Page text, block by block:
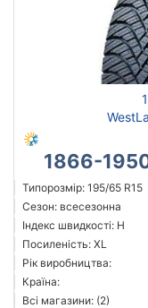
1866-
Типорозмір: 195/65 R15
Сезон: всесезонна
Індекс швидкості: H
Посиленість: XL
Рік виробництва:
Країна:
Всі магазини: (2)